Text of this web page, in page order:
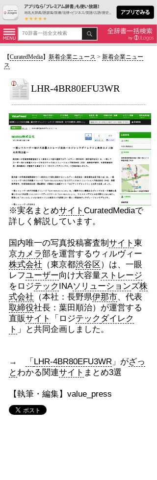
【CuratedMedia】 新着企業ニュース > 新着企業ニュー
ス
LHR-4BR80EFU3WR
※実名まとめサイト CuratedMediaで
詳しく解説しています。
国内唯一の写真投稿審査制 サイト 東
京カメラ部を運営するウィルヴィー
株式会社 （東京都渋谷区）は、一眼
レフユーザー向け大容量ストレージ
をロジテック INAソリューションズ株
式会社 （本社：長野県伊那市、代表
取締役社長：葉田順治）が運営する
直販サイト 「ロジテック ダイレク
ト 」と共同企画しました。
→ 「 LHR-4BR80EFU3WR」がざっ
とわかる関連サイト まとめ3選
【執筆・編集】value_press